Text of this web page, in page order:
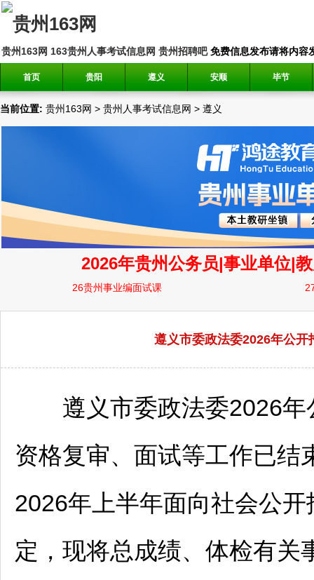
贵州163网 163贵州人事考试信息网 贵州招聘吧免费信息发布请将内容
首页 贵阳 遵义 安顺 毕节
当前位置: 贵州163网 > 贵州人事考试信息网 > 遵义
遵义市委政法委2026年公
遵义市委政法委2026年
资格复审、面试等工作已结
2026年上半年面向社会公开
定，现将总成绩、体检有关